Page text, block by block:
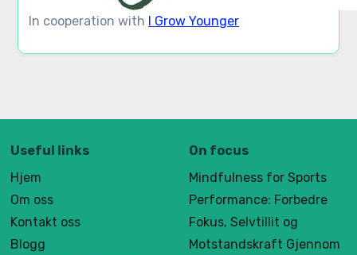
In cooperation with I Grow Younger
Useful links
Hjem
Om oss
Kontakt oss
Blogg
On focus
Mindfulness for Sports
Performance: Forbedre
Fokus, Selvtillit og
Motstandskraft Gjennom